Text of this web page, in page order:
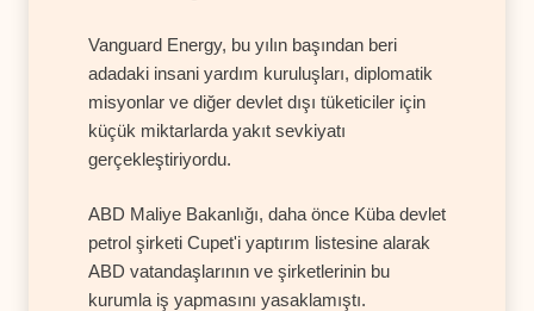
Vanguard Energy, bu yılın başından beri
adadaki insani yardım kuruluşları, diplomatik
misyonlar ve diğer devlet dışı tüketiciler için
küçük miktarlarda yakıt sevkiyatı
gerçekleştiriyordu.
ABD Maliye Bakanlığı, daha önce Küba devlet
petrol şirketi Cupet'i yaptırım listesine alarak
ABD vatandaşlarının ve şirketlerinin bu
kurumla iş yapmasını yasaklamıştı.